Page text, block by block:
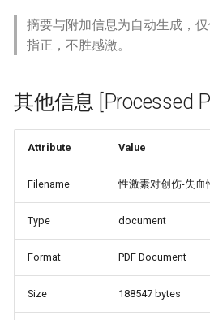
摘要与附加信息为自动生成，
指正，不胜感激。
其他信息 [Processed
Attribute Value
Filename 性激素对创伤-失
Type document
Format PDF Document
Size 188547 bytes